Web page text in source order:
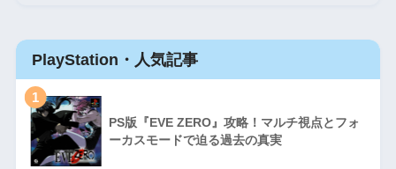
PlayStation・人気記事
1
PS版『EVE ZERO』攻略！マルチ視点とフォ
ーカスモードで迫る過去の真実